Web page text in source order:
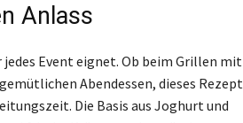
Anlass
Event eignet. Ob beim Grillen mit
Abendessen, dieses Rezept
Die Basis aus Joghurt und